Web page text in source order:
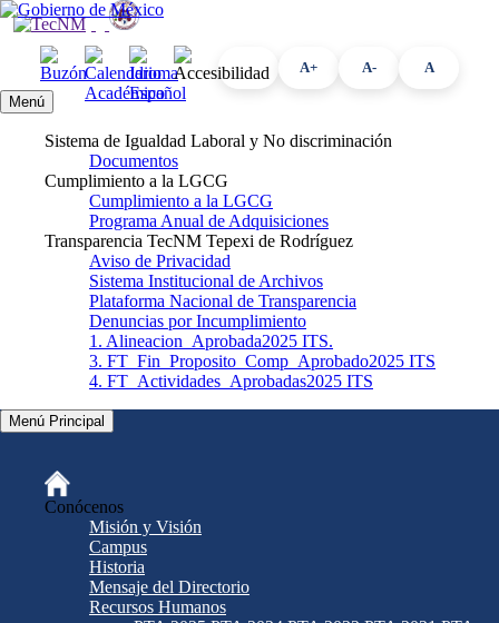
A+ A- A
Menú
Sistema de Igualdad Laboral y No discriminación
Documentos
Cumplimiento a la LGCG
Cumplimiento a la LGCG
Programa Anual de Adquisiciones
Transparencia TecNM Tepexi de Rodríguez
Aviso de Privacidad
Sistema Institucional de Archivos
Plataforma Nacional de Transparencia
Denuncias por Incumplimiento
1. Alineacion_Aprobada2025 ITS.
3. FT_Fin_Proposito_Comp_Aprobado2025 ITS
4. FT_Actividades_Aprobadas2025 ITS
Menú Principal
Conócenos
Misión y Visión
Campus
Historia
Mensaje del Directorio
Recursos Humanos